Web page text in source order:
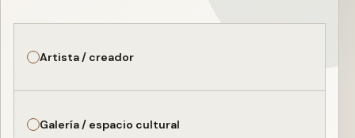
Artista / creador
Galería / espacio cultural